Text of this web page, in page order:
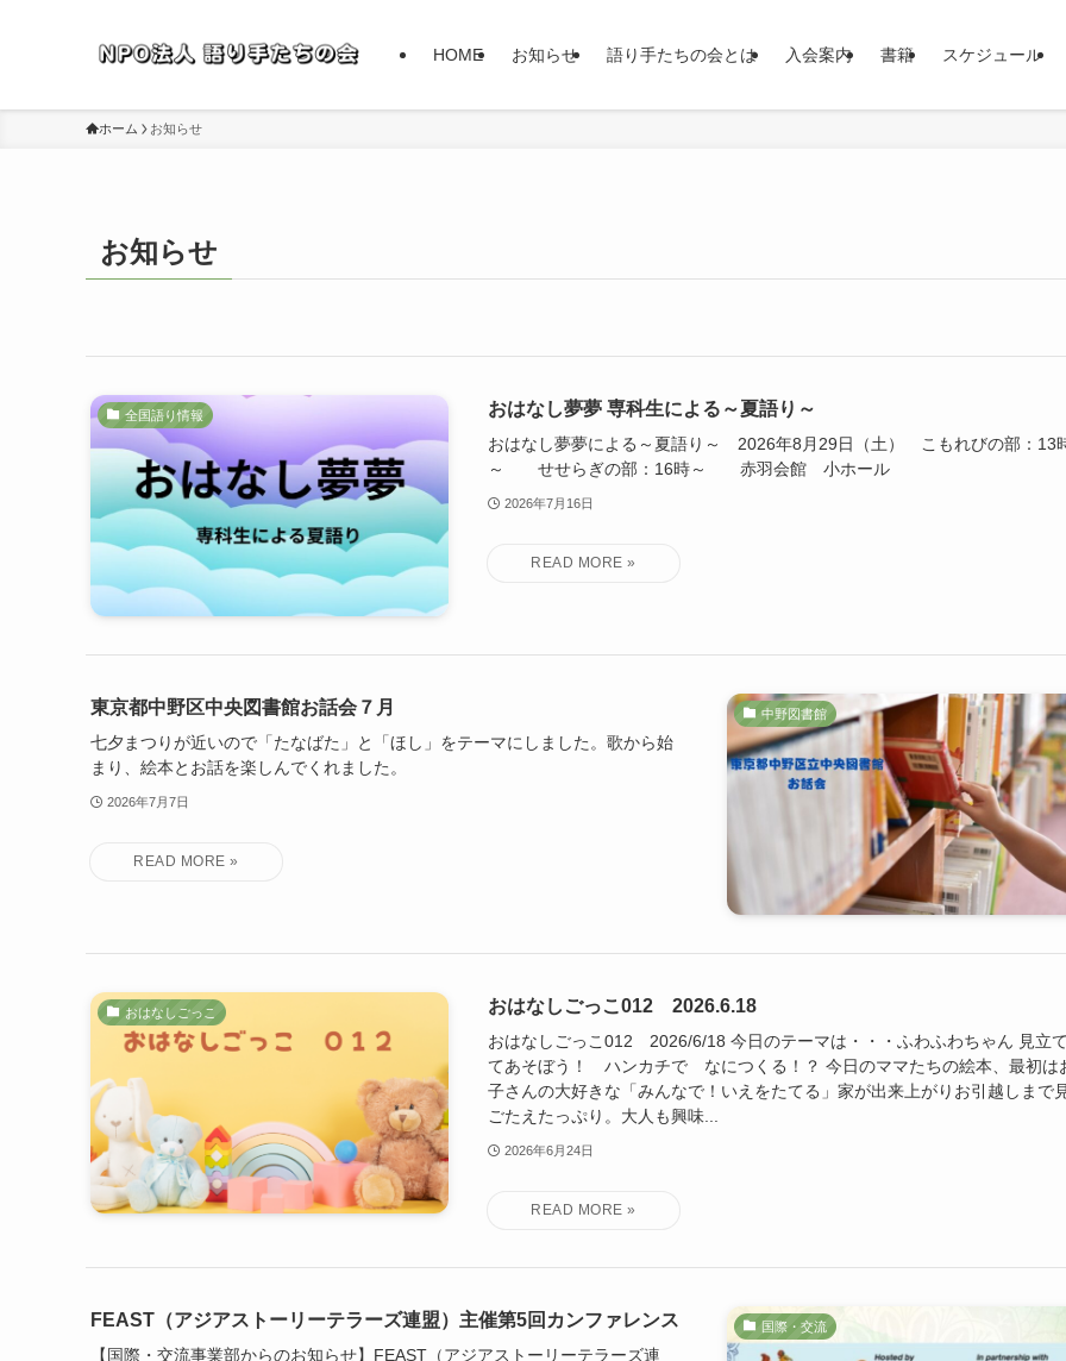
HOME お知らせ 語り手たちの会とは 入会案内 書籍 スケジュール
ホーム お知らせ
お知らせ
全国語り情報 おはなし夢夢 専科生による～夏語り～
おはなし夢夢による～夏語り～ 2026年8月29日（土） こもれびの部：13
～ せせらぎの部：16時～ 赤羽会館 小ホール
2026年7月16日
中野図書館
東京都中野区中央図書館お話会７月
七夕まつりが近いので「たなばた」と「ほし」をテーマにしました。歌から始
まり、絵本とお話を楽しんでくれました。
2026年7月7日
おはなしごっこ おはなしごっこ012 2026.6.18
おはなしごっこ012 2026/6/18 今日のテーマは・・・ふわふわちゃん 見立
てあそぼう！ ハンカチで なにつくる！？ 今日のママたちの絵本、最初は
子さんの大好きな「みんなで！いえをたてる」家が出来上がりお引越しまで
ごたえたっぷり。大人も興味...
2026年6月24日
国際・交流
FEAST（アジアストーリーテラーズ連盟）主催第5回カンファレンス
【国際・交流事業部からのお知らせ】FEAST（アジアストーリーテラーズ連